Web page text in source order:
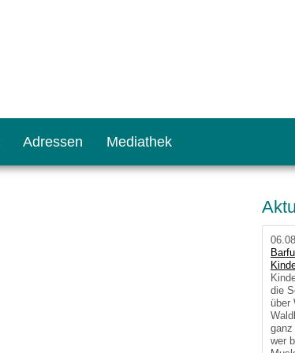
Adressen Mediathek
die
über
ganz
wer